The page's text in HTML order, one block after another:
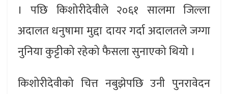
। पछि किशोरीदेवीले २०६१ सालमा जिल्ला
अदालत धनुषामा मुद्दा दायर गर्दा अदालतले जग्गा
नुनिया कुट्टीको रहेको फैसला सुनाएको थियो ।
किशोरीदेवीको चित्त नबुझेपछि उनी पुनरावेदन